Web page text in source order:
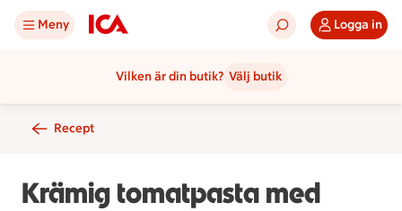
Meny Logga in
Vilken är din butik? Välj butik
Recept
Krämig tomatpasta med